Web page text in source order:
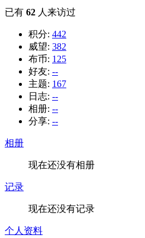
已有 62 人来访过
积分: 442
威望: 382
布币: 125
好友: --
主题: 167
日志: --
相册: --
分享: --
相册
现在还没有相册
记录
现在还没有记录
个人资料